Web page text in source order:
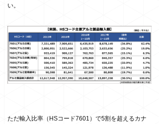
い。
ただ輸入比率（HSコード7601）で5割を超えるカナ